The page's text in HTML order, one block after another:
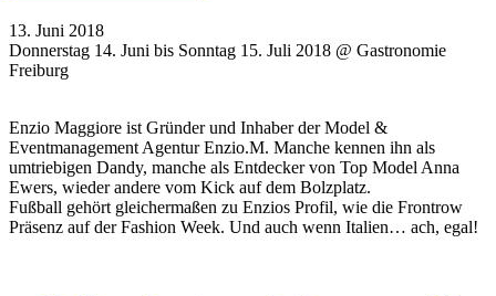
13. Juni 2018
Donnerstag 14. Juni bis Sonntag 15. Juli 2018 @ Gastronomie
Freiburg
Enzio Maggiore ist Gründer und Inhaber der Model &
Eventmanagement Agentur Enzio.M. Manche kennen ihn als
umtriebigen Dandy, manche als Entdecker von Top Model Anna
Ewers, wieder andere vom Kick auf dem Bolzplatz.
Fußball gehört gleichermaßen zu Enzios Profil, wie die Frontrow
Präsenz auf der Fashion Week. Und auch wenn Italien… ach, egal!